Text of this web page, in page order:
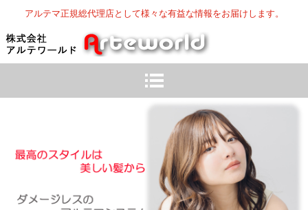
アルテマ正規総代理店として様々な有益な情報をお届けします。